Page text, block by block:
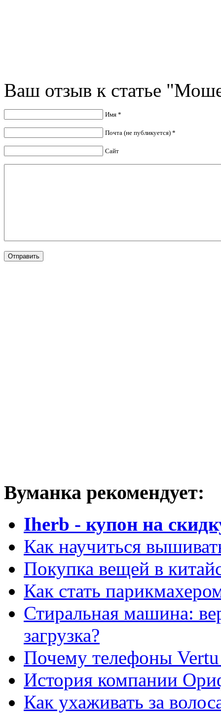
Ваш отзыв к статье
Имя *
Почта (не публикуется) *
Сайт
Вуманка рекомендует:
Iherb - купон на
Как научиться
Покупка вещей в
Как стать
Стиральная машина:
загрузка?
Почему телефоны Vertu
История компании
Как ухаживать за